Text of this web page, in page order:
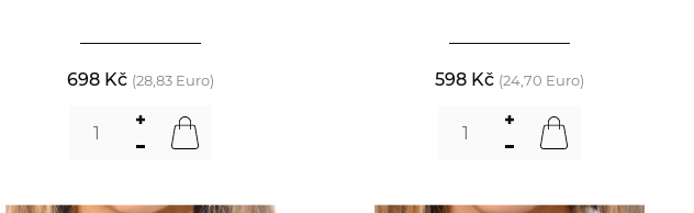
698 Kč (28,83 Euro) 598 Kč (24,70 Euro)